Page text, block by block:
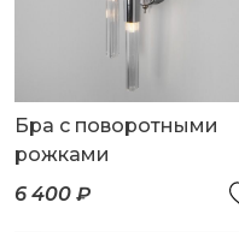
Бра с поворотными
рожками
6 400 ₽